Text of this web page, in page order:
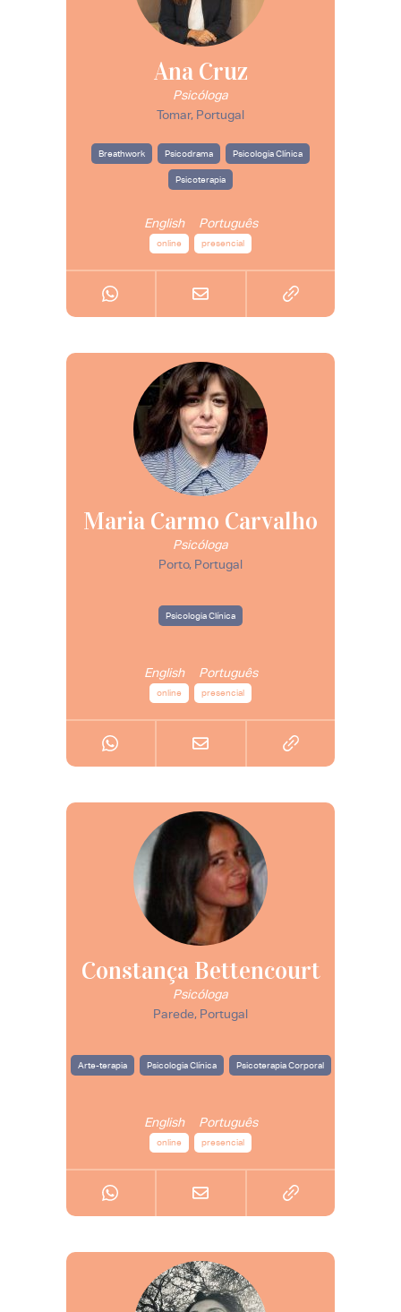
Ana Cruz
Psicóloga
Tomar, Portugal
Breathwork Psicodrama Psicologia Clínica
Psicoterapia
English Português
online presencial
Maria Carmo Carvalho
Psicóloga
Porto, Portugal
Psicologia Clínica
English Português
online presencial
Constança Bettencourt
Psicóloga
Parede, Portugal
Arte-terapia Psicologia Clínica Psicoterapia Corporal
English Português
online presencial